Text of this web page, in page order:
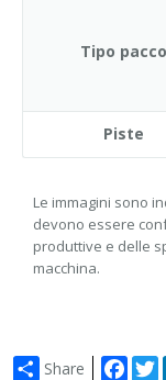
Tipo pacco
Piste
Le immagini sono
devono essere
produttive e delle
macchina.
Share